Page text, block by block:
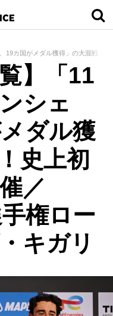
19カ国がメダル獲得」の大混戦！
】「11
シェ
ダル獲
史上初
／
手権ロー
キガリ